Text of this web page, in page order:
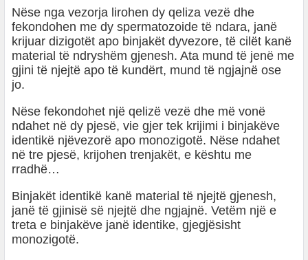
Nëse nga vezorja lirohen dy qeliza vezë dhe
fekondohen me dy spermatozoide të ndara, janë
krijuar dizigotët apo binjakët dyvezore, të cilët kanë
material të ndryshëm gjenesh. Ata mund të jenë me
gjini të njejtë apo të kundërt, mund të ngjajnë ose
jo.
Nëse fekondohet një qelizë vezë dhe më vonë
ndahet në dy pjesë, vie gjer tek krijimi i binjakëve
identikë njëvezorë apo monozigotë. Nëse ndahet
në tre pjesë, krijohen trenjakët, e kështu me
rradhë…
Binjakët identikë kanë material të njejtë gjenesh,
janë të gjinisë së njejtë dhe ngjajnë. Vetëm një e
treta e binjakëve janë identike, gjegjësisht
monozigotë.